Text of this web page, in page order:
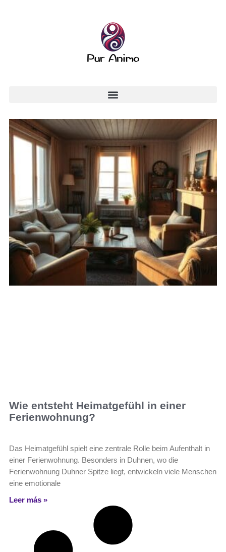
Wie entsteht Heimatgefühl in einer
Ferienwohnung?
Das Heimatgefühl spielt eine zentrale Rolle beim Aufenthalt in
einer Ferienwohnung. Besonders in Duhnen, wo die
Ferienwohnung Duhner Spitze liegt, entwickeln viele Menschen
eine emotionale
Leer más »